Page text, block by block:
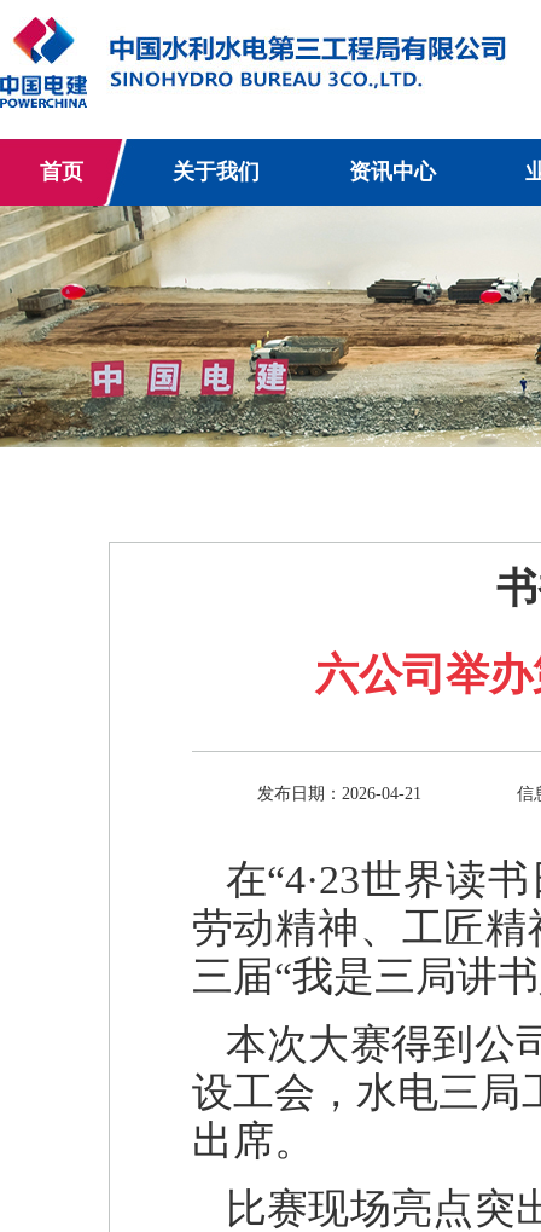
首页 关于我们 资讯中心
六公司举
发布日期：2026-04-21 信
在“4·23世界读
劳动精神、工匠
三届“我是三局讲
本次大赛得到公
设工会，水电三局
出席。
比赛现场亮点突